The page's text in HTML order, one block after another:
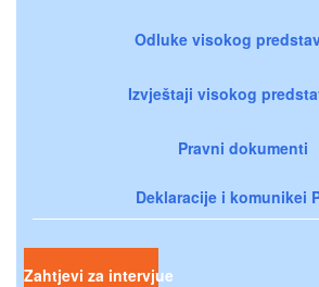
Odluke visokog
Izvještaji visokog
Pravni dokumenti
Deklaracije i komunikei
Zahtjevi za intervjue